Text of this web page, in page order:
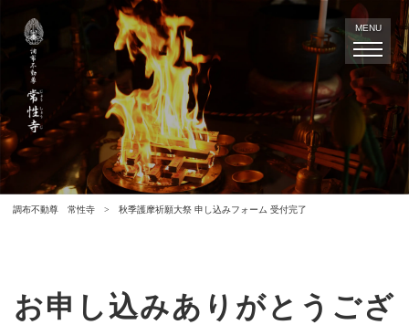
MENU
調布不動尊 常性寺 >秋季護摩祈願大祭 申し込みフォーム 受付完了
お申し込みありがとうござ